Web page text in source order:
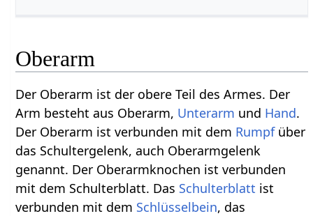
Oberarm
Der Oberarm ist der obere Teil des Armes. Der
Arm besteht aus Oberarm, Unterarm und Hand.
Der Oberarm ist verbunden mit dem Rumpfüber
das Schultergelenk, auch Oberarmgelenk
genannt. Der Oberarmknochen ist verbunden
mit dem Schulterblatt. Das Schulterblatt ist
verbunden mit dem Schlüsselbein, das